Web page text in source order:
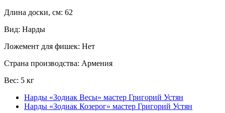
Длина доски, см: 62
Вид: Нарды
Ложемент для фишек: Нет
Страна производства: Армения
Вес: 5 кг
Нарды «Зодиак Весы» мастер Григорий Устян
Нарды «Зодиак Козерог» мастер Григорий Устян